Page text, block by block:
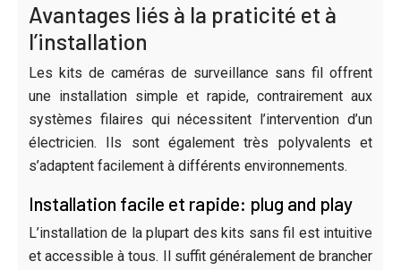
Avantages liés à la praticité et à
l’installation
Les kits de caméras de surveillance sans fil offrent
une installation simple et rapide, contrairement aux
systèmes filaires qui nécessitent l’intervention d’un
électricien. Ils sont également très polyvalents et
s’adaptent facilement à différents environnements.
Installation facile et rapide: plug and play
L’installation de la plupart des kits sans fil est intuitive
et accessible à tous. Il suffit généralement de brancher